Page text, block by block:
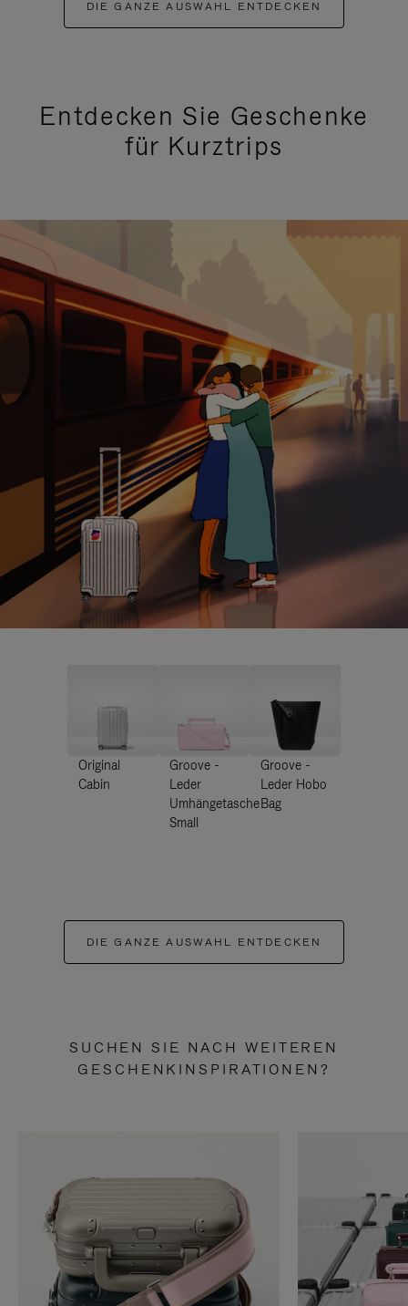
DIE GANZE AUSWAHL ENTDECKEN
Entdecken Sie Geschenke
für Kurztrips
Original
Cabin
Groove -
Leder
Umhängetasche
Small
Groove -
Leder Hobo
Bag
DIE GANZE AUSWAHL ENTDECKEN
SUCHEN SIE NACH WEITEREN
GESCHENKINSPIRATIONEN?